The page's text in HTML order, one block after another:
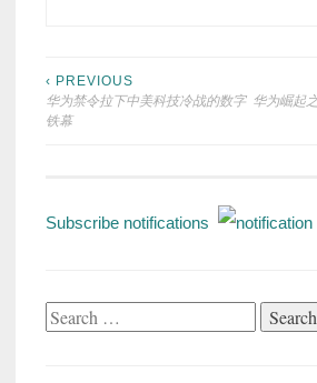
Post
navigation
‹ PREVIOUS
华为禁令拉下中美科技冷战的数字
铁幕
华为崛起
Subscribe notifications
Search